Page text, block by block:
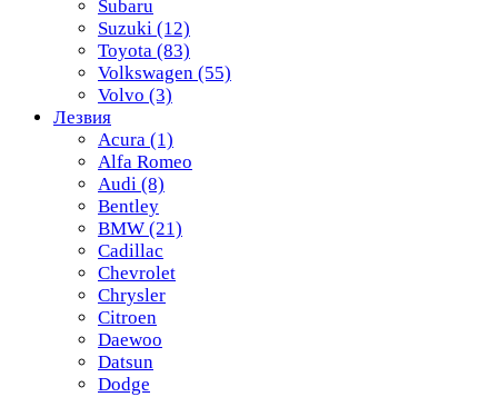
Subaru
Suzuki (12)
Toyota (83)
Volkswagen (55)
Volvo (3)
Лезвия
Acura (1)
Alfa Romeo
Audi (8)
Bentley
BMW (21)
Cadillac
Chevrolet
Chrysler
Citroen
Daewoo
Datsun
Dodge